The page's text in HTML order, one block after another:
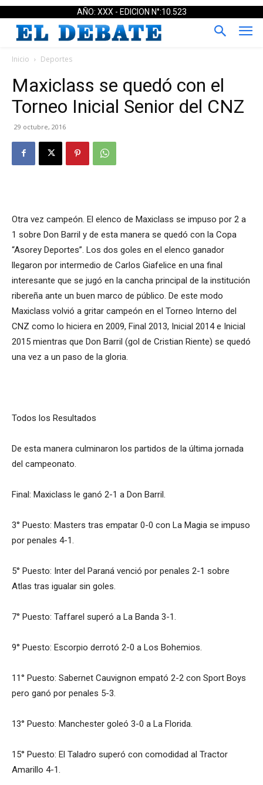
AÑO: XXX - EDICION N°:10.523
Inicio Deportes
Maxiclass se quedó con el
Torneo Inicial Senior del CNZ
29 octubre, 2016
Otra vez campeón. El elenco de Maxiclass se impuso por 2 a
1 sobre Don Barril y de esta manera se quedó con la Copa
“Asorey Deportes”. Los dos goles en el elenco ganador
llegaron por intermedio de Carlos Giafelice en una final
interesante que se jugó en la cancha principal de la institución
ribereña ante un buen marco de público. De este modo
Maxiclass volvió a gritar campeón en el Torneo Interno del
CNZ como lo hiciera en 2009, Final 2013, Inicial 2014 e Inicial
2015 mientras que Don Barril (gol de Cristian Riente) se quedó
una vez a un paso de la gloria.
Todos los Resultados
De esta manera culminaron los partidos de la última jornada
del campeonato.
Final: Maxiclass le ganó 2-1 a Don Barril.
3° Puesto: Masters tras empatar 0-0 con La Magia se impuso
por penales 4-1.
5° Puesto: Inter del Paraná venció por penales 2-1 sobre
Atlas tras igualar sin goles.
7° Puesto: Taffarel superó a La Banda 3-1.
9° Puesto: Escorpio derrotó 2-0 a Los Bohemios.
11° Puesto: Sabernet Cauvignon empató 2-2 con Sport Boys
pero ganó por penales 5-3.
13° Puesto: Manchester goleó 3-0 a La Florida.
15° Puesto: El Taladro superó con comodidad al Tractor
Amarillo 4-1.